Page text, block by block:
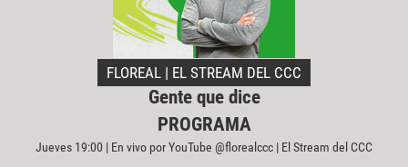
FLOREAL | EL STREAM DEL CCC
Gente que dice
PROGRAMA
Jueves 19:00 | En vivo por YouTube @florealccc | El Stream del CCC